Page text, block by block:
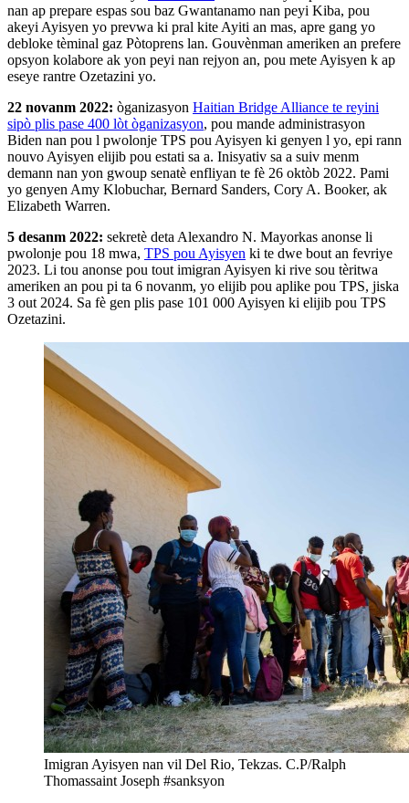
nan ap prepare espas sou baz Gwantanamo nan peyi Kiba, pou
akeyi Ayisyen yo prevwa ki pral kite Ayiti an mas, apre gang yo
debloke tèminal gaz Pòtoprens lan. Gouvènman ameriken an prefere
opsyon kolabore ak yon peyi nan rejyon an, pou mete Ayisyen k ap
eseye rantre Ozetazini yo.
22 novanm 2022: òganizasyon Haitian Bridge Alliance te reyini
sipò plis pase 400 lòt òganizasyon, pou mande administrasyon
Biden nan pou l pwolonje TPS pou Ayisyen ki genyen l yo, epi rann
nouvo Ayisyen elijib pou estati sa a. Inisyativ sa a suiv menm
demann nan yon gwoup senatè enfliyan te fè 26 oktòb 2022. Pami
yo genyen Amy Klobuchar, Bernard Sanders, Cory A. Booker, ak
Elizabeth Warren.
5 desanm 2022: sekretè deta Alexandro N. Mayorkas anonse li
pwolonje pou 18 mwa, TPS pou Ayisyen ki te dwe bout an fevriye
2023. Li tou anonse pou tout imigran Ayisyen ki rive sou tèritwa
ameriken an pou pi ta 6 novanm, yo elijib pou aplike pou TPS, jiska
3 out 2024. Sa fè gen plis pase 101 000 Ayisyen ki elijib pou TPS
Ozetazini.
Imigran Ayisyen nan vil Del Rio, Tekzas. C.P/Ralph
Thomassaint Joseph #sanksyon